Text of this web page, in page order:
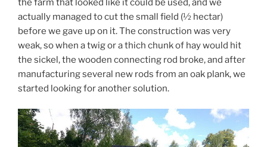
the farm that looked like it could be used, and we
actually managed to cut the small field (½ hectar)
before we gave up on it. The construction was very
weak, so when a twig or a thich chunk of hay would hit
the sickel, the wooden connecting rod broke, and after
manufacturing several new rods from an oak plank, we
started looking for another solution.